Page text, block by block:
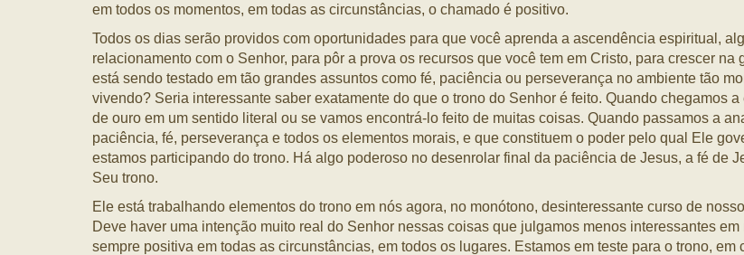
em todos os momentos, em todas as circunstâncias, o chamado é positivo.
Todos os dias serão providos com oportunidades para que você aprenda a ascendência espiritual,
relacionamento com o Senhor, para pôr a prova os recursos que você tem em Cristo, para crescer
está sendo testado em tão grandes assuntos como fé, paciência ou perseverança no ambiente tão
vivendo? Seria interessante saber exatamente do que o trono do Senhor é feito. Quando chegamos
de ouro em um sentido literal ou se vamos encontrá-lo feito de muitas coisas. Quando passamos a
paciência, fé, perseverança e todos os elementos morais, e que constituem o poder pelo qual Ele
estamos participando do trono. Há algo poderoso no desenrolar final da paciência de Jesus, a fé de
Seu trono.
Ele está trabalhando elementos do trono em nós agora, no monótono, desinteressante curso de
Deve haver uma intenção muito real do Senhor nessas coisas que julgamos menos interessantes
sempre positiva em todas as circunstâncias, em todos os lugares. Estamos em teste para o trono,